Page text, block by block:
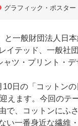
グラフィック・ポスター
と一般財団法人日
イテッド、一般社
ャツ・プリント・
10日の「コットン
えます。今回のテ
で、コットンにふ
い一番身近な繊維